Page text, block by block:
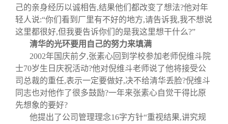
己的亲身经历以诚相告,结果他们都改变了想法?他对年
轻人说:“你们看到厂里有不好的地方,请告诉我,我不想说
这里都很好,但我要告诉你们的是我这里想干什么?”
清华的光环要用自己的努力来填满
2002年国庆前夕,张素心回到学校参加老师倪维斗院
士70岁生日庆祝活动?他对倪维斗老师说了他将接受公
司总裁的重任,表示一定要做好,决不给清华丢脸?倪维斗
同志也对他作了很多鼓励?一年来张素心自觉干得比原
先想象的要好?
他提出了公司管理理念16字方针“重视结果,讲究规